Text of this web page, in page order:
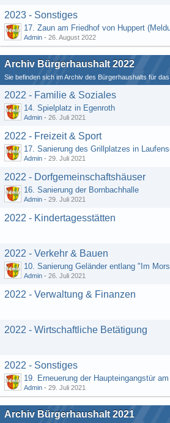
2023 - Sonstiges
Admin - 26. August 2022
Archiv Bürgerhaushalt 2022
Sie befinden sich im Archiv des Bürgerhaushalts für
2022 - Familie & Soziales
14. Spielplatz in Egenroth
Admin - 26. Juli 2021
2022 - Freizeit & Sport
17. Sanierung des Grillplatzes in
Admin - 29. Juli 2021
2022 - Dorfgemeinschaftshäuser
16. Sanierung der Bornbachhalle
Admin - 29. Juli 2021
2022 - Kindertagesstätten
2022 - Verkehr & Bauen
10. Sanierung Geländer entlang "Im
Admin - 26. Juli 2021
2022 - Verwaltung & Finanzen
2022 - Wirtschaftliche Betätigung
2022 - Sonstiges
19. Erneuerung der Haupteingangstür
Admin - 29. Juli 2021
Archiv Bürgerhaushalt 2021